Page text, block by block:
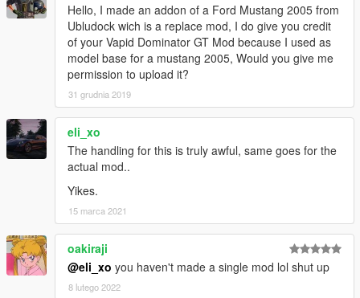
Hello, I made an addon of a Ford Mustang 2005 from
Ubludock wich is a replace mod, I do give you credit
of your Vapid Dominator GT Mod because I used as
model base for a mustang 2005, Would you give me
permission to upload it?
31 grudnia 2019
eli_xo
The handling for this is truly awful, same goes for the
actual mod..
Yikes.
15 marca 2021
oakiraji
@eli_xo you haven't made a single mod lol shut up
8 lutego 2022